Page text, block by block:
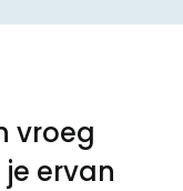
vroeg
ervan